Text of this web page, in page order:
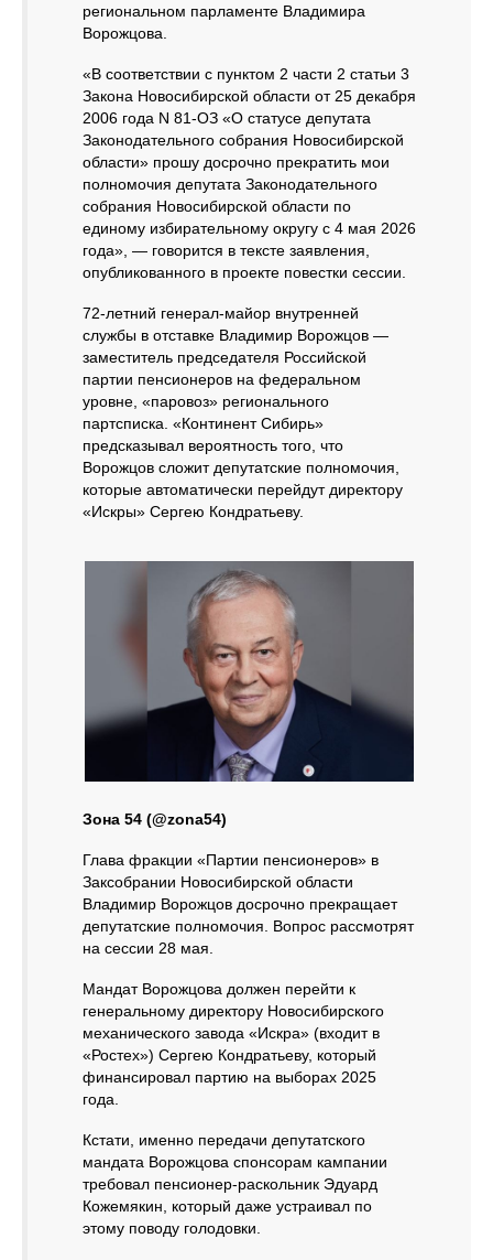
региональном парламенте Владимира
Ворожцова.
«В соответствии с пунктом 2 части 2 статьи 3
Закона Новосибирской области от 25 декабря
2006 года N 81-ОЗ «О статусе депутата
Законодательного собрания Новосибирской
области» прошу досрочно прекратить мои
полномочия депутата Законодательного
собрания Новосибирской области по
единому избирательному округу с 4 мая 2026
года», — говорится в тексте заявления,
опубликованного в проекте повестки сессии.
72-летний генерал-майор внутренней
службы в отставке Владимир Ворожцов —
заместитель председателя Российской
партии пенсионеров на федеральном
уровне, «паровоз» регионального
партсписка. «Континент Сибирь»
предсказывал вероятность того, что
Ворожцов сложит депутатские полномочия,
которые автоматически перейдут директору
«Искры» Сергею Кондратьеву.
Зона 54 (@zona54)
Глава фракции «Партии пенсионеров» в
Заксобрании Новосибирской области
Владимир Ворожцов досрочно прекращает
депутатские полномочия. Вопрос рассмотрят
на сессии 28 мая.
Мандат Ворожцова должен перейти к
генеральному директору Новосибирского
механического завода «Искра» (входит в
«Ростех») Сергею Кондратьеву, который
финансировал партию на выборах 2025
года.
Кстати, именно передачи депутатского
мандата Ворожцова спонсорам кампании
требовал пенсионер-раскольник Эдуард
Кожемякин, который даже устраивал по
этому поводу голодовки.